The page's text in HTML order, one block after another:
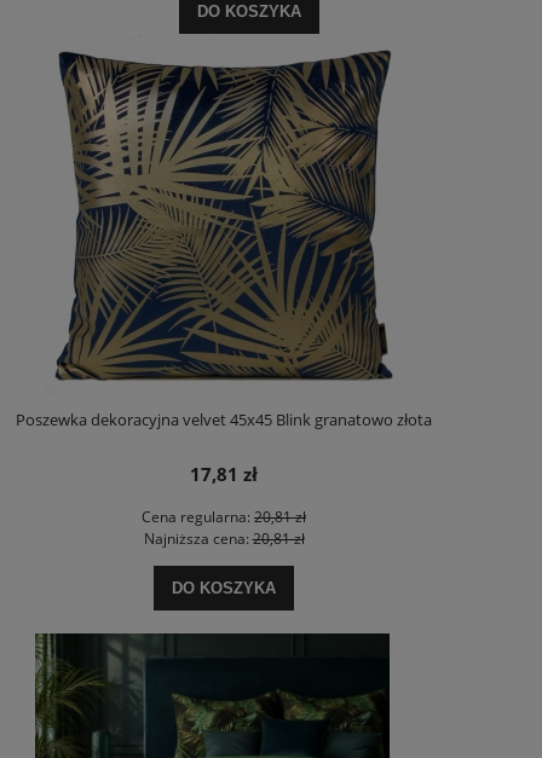
DO KOSZYKA
Poszewka dekoracyjna velvet 45x45 Blink granatowo złota
17,81 zł
Cena regularna: 20,81 zł
Najniższa cena:20,81 zł
DO KOSZYKA